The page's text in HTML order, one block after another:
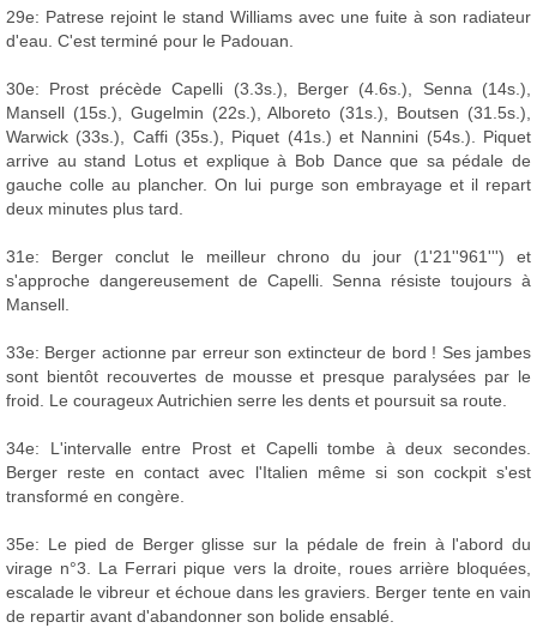
29e: Patrese rejoint le stand Williams avec une fuite à son radiateur
d'eau. C'est terminé pour le Padouan.
30e: Prost précède Capelli (3.3s.), Berger (4.6s.), Senna (14s.),
Mansell (15s.), Gugelmin (22s.), Alboreto (31s.), Boutsen (31.5s.),
Warwick (33s.), Caffi (35s.), Piquet (41s.) et Nannini (54s.). Piquet
arrive au stand Lotus et explique à Bob Dance que sa pédale de
gauche colle au plancher. On lui purge son embrayage et il repart
deux minutes plus tard.
31e: Berger conclut le meilleur chrono du jour (1'21''961''') et
s'approche dangereusement de Capelli. Senna résiste toujours à
Mansell.
33e: Berger actionne par erreur son extincteur de bord ! Ses jambes
sont bientôt recouvertes de mousse et presque paralysées par le
froid. Le courageux Autrichien serre les dents et poursuit sa route.
34e: L'intervalle entre Prost et Capelli tombe à deux secondes.
Berger reste en contact avec l'Italien même si son cockpit s'est
transformé en congère.
35e: Le pied de Berger glisse sur la pédale de frein à l'abord du
virage n°3. La Ferrari pique vers la droite, roues arrière bloquées,
escalade le vibreur et échoue dans les graviers. Berger tente en vain
de repartir avant d'abandonner son bolide ensablé.